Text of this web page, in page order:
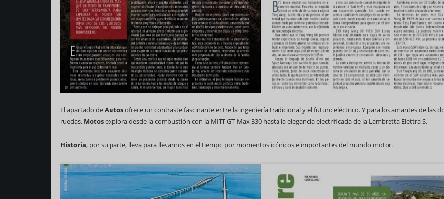
El apartado deAutosofrece un contraste fascinante entre la ingeniería tradicional y el futuro eléctrico. Y para los amantes de las
ruedas, Motosexplora desde la combustión con la MITT GT-Max 330 hasta la elegancia electrificada de la Lambretta Elettra S.
Historia, por su parte, lleva para llevarnos en el tiempo por momentos icónicos e importantes del mundo motor.